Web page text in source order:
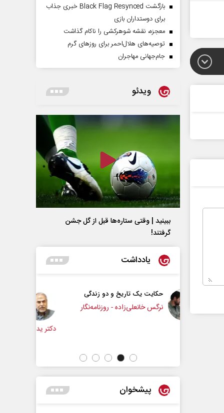
بازگشت Black Flag Resynced خبری جذاب
برای دوستداران بازی
معجزه، نقشه شوهرکشی را ناکام گذاشت
توصیه‌های هلال‌احمر برای روز‌های گرم
جام‌جهانی مهاجران
ویدئو
ببینید | وقتی ستاره‌ها قبل از گل جشن
گرفتند!
یادداشت
- روزنامه‌نگار
چرایی عقب‌نشینی ترامپ؟
دکتر یدالله جوانی - تحلیلگر مسائل سیاسی
پیشخوان